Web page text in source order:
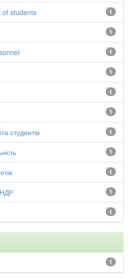
1
of students
1
1
1
1
1
1
студентів
1
1
1
НДР
1
1